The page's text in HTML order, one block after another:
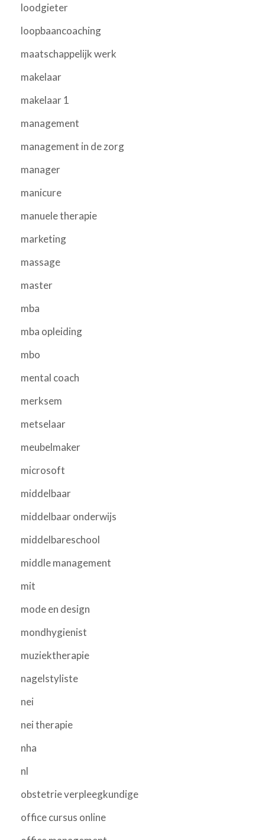
loodgieter
loopbaancoaching
maatschappelijk werk
makelaar
makelaar 1
management
management in de zorg
manager
manicure
manuele therapie
marketing
massage
master
mba
mba opleiding
mbo
mental coach
merksem
metselaar
meubelmaker
microsoft
middelbaar
middelbaar onderwijs
middelbareschool
middle management
mit
mode en design
mondhygienist
muziektherapie
nagelstyliste
nei
nei therapie
nha
nl
obstetrie verpleegkundige
office cursus online